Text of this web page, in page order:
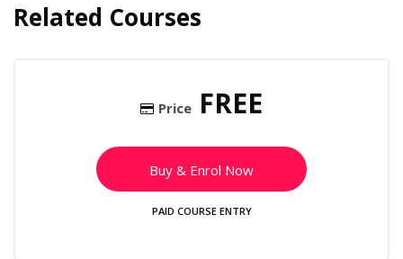
Skip [Cocoon] Related courses
Related Courses
Price FREE
Buy & Enrol Now
PAID COURSE ENTRY